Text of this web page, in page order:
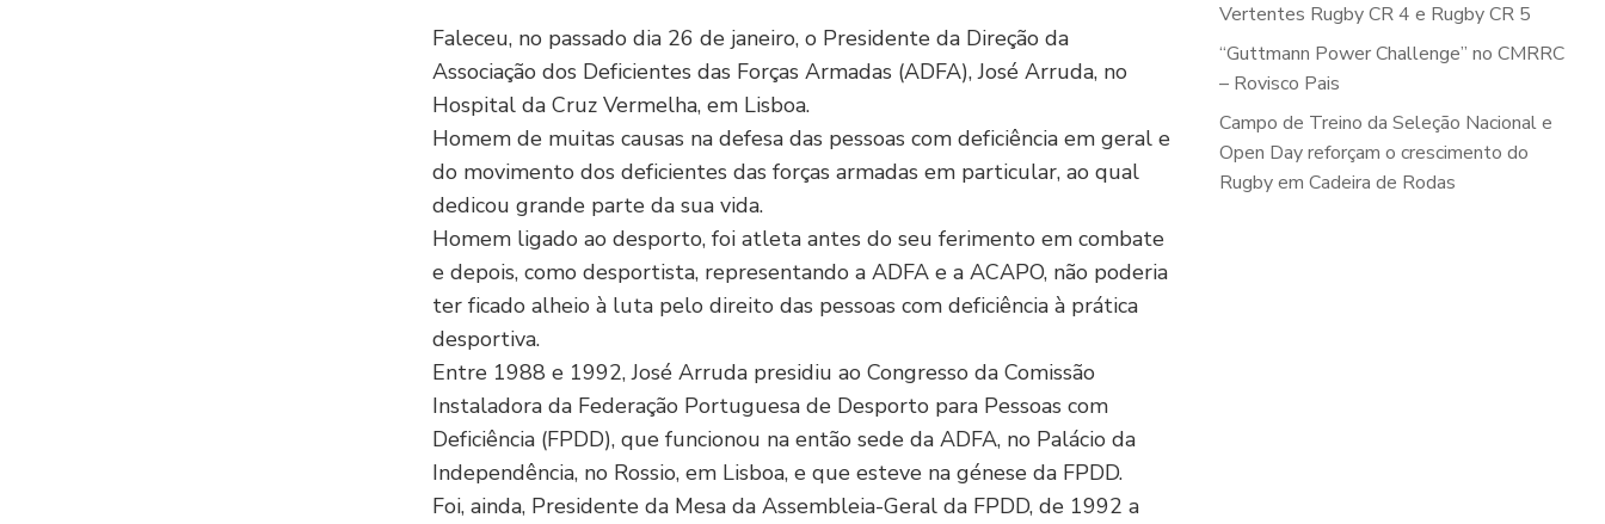
Faleceu, no passado dia 26 de janeiro, o Presidente da Direção da
Associação dos Deficientes das Forças Armadas (ADFA), José Arruda, no
Hospital da Cruz Vermelha, em Lisboa.
Homem de muitas causas na defesa das pessoas com deficiência em geral e
do movimento dos deficientes das forças armadas em particular, ao qual
dedicou grande parte da sua vida.
Homem ligado ao desporto, foi atleta antes do seu ferimento em combate
e depois, como desportista, representando a ADFA e a ACAPO, não poderia
ter ficado alheio à luta pelo direito das pessoas com deficiência à prática
desportiva.
Entre 1988 e 1992, José Arruda presidiu ao Congresso da Comissão
Instaladora da Federação Portuguesa de Desporto para Pessoas com
Deficiência (FPDD), que funcionou na então sede da ADFA, no Palácio da
Independência, no Rossio, em Lisboa, e que esteve na génese da FPDD.
Foi, ainda, Presidente da Mesa da Assembleia-Geral da FPDD, de 1992 a
Vertentes Rugby CR 4 e Rugby CR 5
“Guttmann Power Challenge” no CMRRC
– Rovisco Pais
Campo de Treino da Seleção Nacional e
Open Day reforçam o crescimento do
Rugby em Cadeira de Rodas